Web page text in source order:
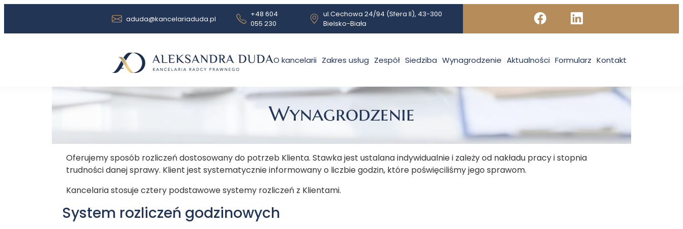
aduda@kancelariaduda.pl
+48 604
055 230
ul.Cechowa 24/94 (Sfera II), 43-300
Bielsko-Biała
O kancelarii Zakres usług Zespół Siedziba Wynagrodzenie Aktualności Formularz Kontakt
URL Wynagrodzenie.htm
Wynagrodzenie
Oferujemy sposób rozliczeń dostosowany do potrzeb Klienta. Stawka jest ustalana indywidualnie i zależy od nakładu pracy i stopnia
trudności danej sprawy. Klient jest systematycznie informowany o liczbie godzin, które poświęciliśmy jego sprawom.
Kancelaria stosuje cztery podstawowe systemy rozliczeń z Klientami.
System rozliczeń godzinowych